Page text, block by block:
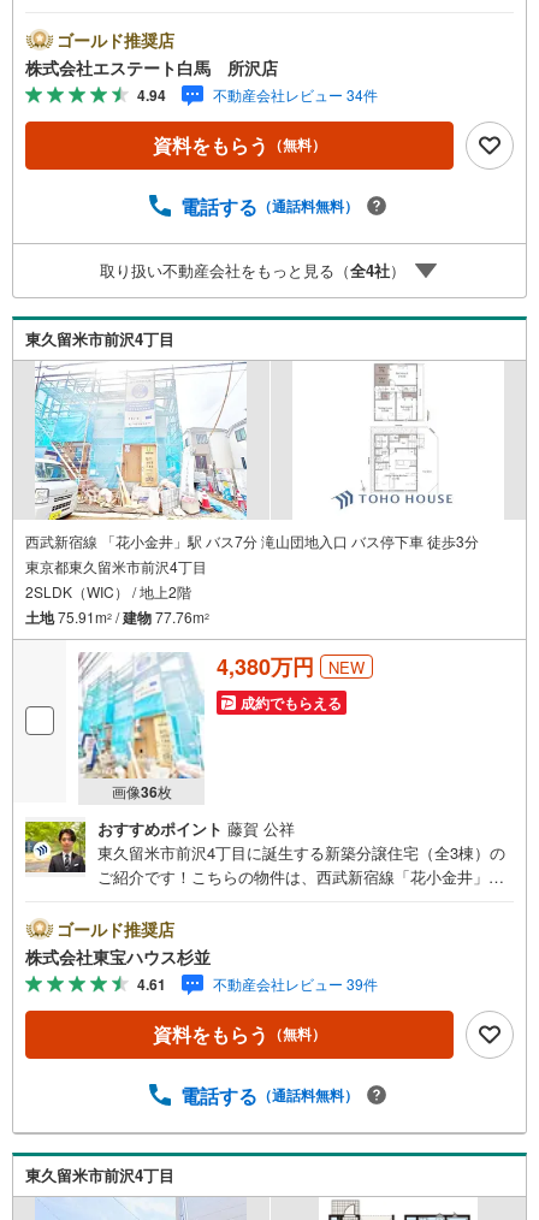
や学費等も含めてシミュレーションをご提案できます2.物
件情報が豊富所沢市を中心にたくさんの情報をご用意して
おります。インターネット広告前の物件も多数取り揃えて
おります。お客様のご希望エリアをお申し付けください。
3.自社グループでリフォーム、新築請負所沢店の3階はリフ
ォーム、注文建築部門の相談スペースです。一級建築士を
て、リフォームや注文建築についてご相談頂けます4.年中
～19:00 この時間はお電話でのお問合わせがスムーズです
5.お子様連れでおこしくださいキッズスペース、授乳室、
オムツ替えベッド、アンパンマンジュースをご用意してお
ります。ご見学ご希望の方は、右上の“室内・現地を見学す
る（無料）をボタンからご予約ください。
ゴールド推奨店
株式会社エステート白馬 所沢店
4.94 不動産会社レビュー 34件
資料をもらう （無料）
電話する （通話料無料）
取り扱い不動産会社をもっと見る（全4社）
東久留米市前沢4丁目
西武新宿線 「花小金井」駅 バス7分 滝山団地入口 バス停下車 徒歩3分
東京都東久留米市前沢4丁目
2SLDK（WIC） / 地上2階
土地75.91m2 /建物77.76m2
画像36枚
4,380万円 NEW
成約でもらえる
おすすめポイント 藤賀 公祥
東久留米市前沢4丁目に誕生する新築分譲住宅（全3棟）の
ご紹介です！こちらの物件は、西武新宿線「花小金井」駅
できる交通利便性が魅力です。最寄りの「前沢住宅」バス
停までは徒歩3分と非常に近く、通勤や通学の負担を軽減し
てくれます。緑の潤いと週末の楽しみが重なる、心地よい
住環境が広がっています。建物は、高い安全性と品質を兼
ね備えたハイスペック仕様です。設計住宅性能評価および
建設住宅性能評価において等級を取得し、BELS（建築物省
対象物件ですので、末永く安心・快適にお住まいいただけ
6平米の4LDKプランです。部屋数が豊富なため、子ども部
屋や趣味の部屋など、ご家族のライフスタイルに合わせて
柔軟に活用できます。最大の特長は、2階洋室に設けられた
「ダブルウォークインクローゼット」です。ご夫婦で収納
ゴールド推奨店
株式会社東宝ハウス杉並
4.61 不動産会社レビュー 39件
資料をもらう （無料）
電話する （通話料無料）
東久留米市前沢4丁目